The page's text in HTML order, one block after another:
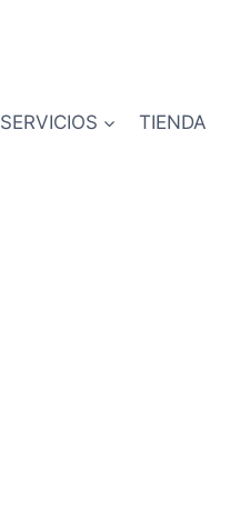
SERVICIOS TIENDA